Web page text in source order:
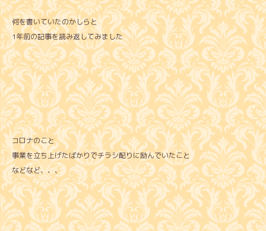
何を書いていたのかしらと
1年前の記事を読み返してみました
コロナのこと
事業を立ち上げたばかりでチラシ配りに励んでいたこと
などなど、、、